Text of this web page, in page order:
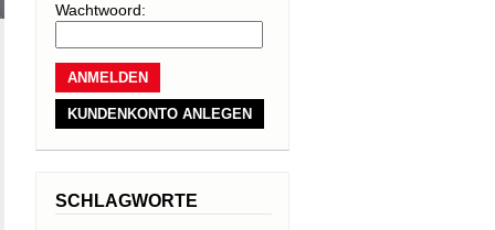
Wachtwoord:
KUNDENKONTO ANLEGEN
SCHLAGWORTE